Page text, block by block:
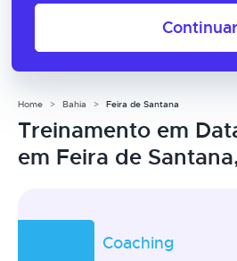
Continuar
Home Bahia Feira de Santana
Treinamento em
em Feira de